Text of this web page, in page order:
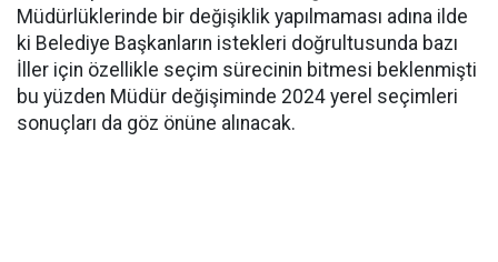
Müdürlüklerinde bir değişiklik yapılmaması adına ilde
ki Belediye Başkanların istekleri doğrultusunda bazı
İller için özellikle seçim sürecinin bitmesi beklenmişti
bu yüzden Müdür değişiminde 2024 yerel seçimleri
sonuçları da göz önüne alınacak.